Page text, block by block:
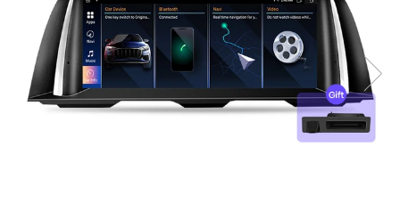
Navigatii Fiat
Navigatii Nissan
Navigatii Citroen
Navigatii Suzuki